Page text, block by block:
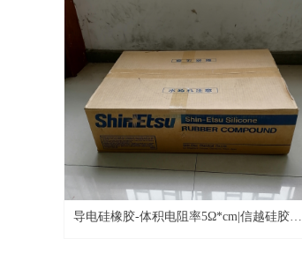
导电硅橡胶-体积电阻率5Ω*cm|信越硅胶材